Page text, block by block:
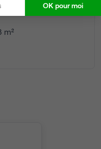
étage
m²
OK pour moi